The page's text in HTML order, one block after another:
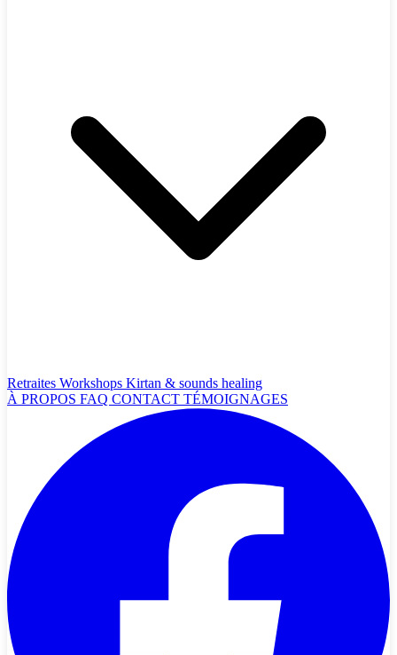
Retraites Workshops Kirtan & sounds healing
À PROPOS FAQ CONTACT TÉMOIGNAGES